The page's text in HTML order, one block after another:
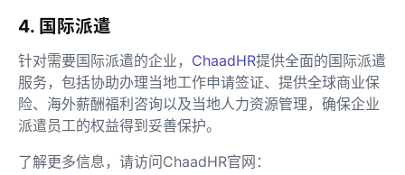
4. 国际派遣
针对需要国际派遣的企业， ChaadHR提供全面的国际派遣
服务，包括协助办理当地工作申请签证、提供全球商业保
险、海外薪酬福利咨询以及当地人力资源管理，确保企业
派遣员工的权益得到妥善保护。
了解更多信息，请访问ChaadHR官网：